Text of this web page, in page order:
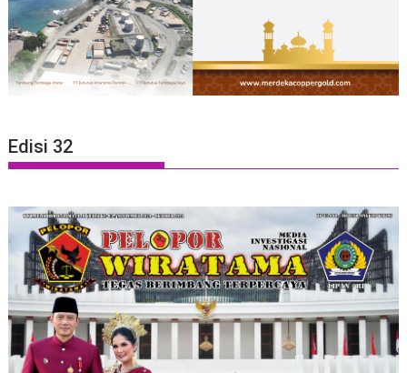
Edisi 32